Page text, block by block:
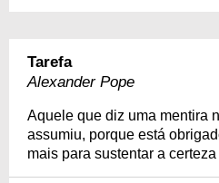
Tarefa
Alexander Pope
Aquele que diz uma mentira
assumiu, porque está
mais para sustentar a